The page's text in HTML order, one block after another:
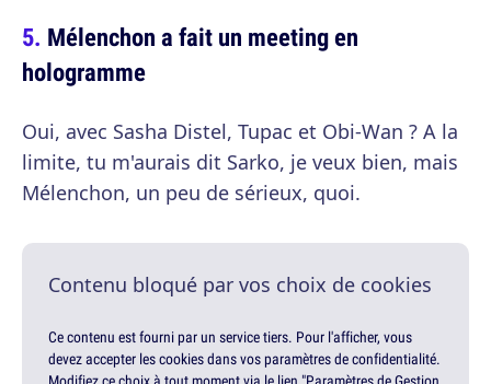
Mélenchon a fait un meeting en
hologramme
Oui, avec Sasha Distel, Tupac et Obi-Wan ? A la
limite, tu m'aurais dit Sarko, je veux bien, mais
Mélenchon, un peu de sérieux, quoi.
Contenu bloqué par vos choix de cookies
Ce contenu est fourni par un service tiers. Pour l'afficher, vous
devez accepter les cookies dans vos paramètres de confidentialité.